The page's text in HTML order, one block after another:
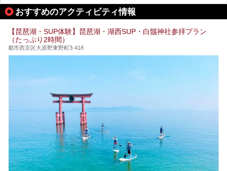
おすすめのアクティビティ情報
【琵琶湖・SUP体験】琵琶湖・湖西SUP・白鬚神社参拝プラン
（たっぷり2時間）
都市西京区大原野東野町3-418